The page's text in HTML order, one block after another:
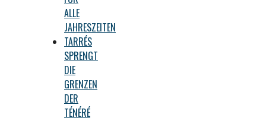
ALLE
JAHRESZEITEN
TARRÉS
SPRENGT
DIE
GRENZEN
DER
TÉNÉRÉ